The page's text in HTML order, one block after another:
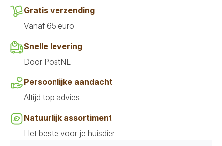
Gratis verzending
Vanaf 65 euro
Snelle levering
Door PostNL
Persoonlijke aandacht
Altijd top advies
Natuurlijk assortiment
Het beste voor je huisdier